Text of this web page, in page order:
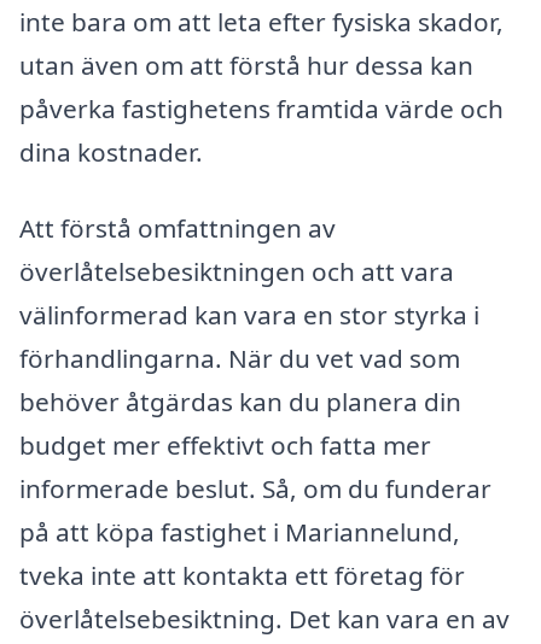
inte bara om att leta efter fysiska skador,
utan även om att förstå hur dessa kan
påverka fastighetens framtida värde och
dina kostnader.
Att förstå omfattningen av
överlåtelsebesiktningen och att vara
välinformerad kan vara en stor styrka i
förhandlingarna. När du vet vad som
behöver åtgärdas kan du planera din
budget mer effektivt och fatta mer
informerade beslut. Så, om du funderar
på att köpa fastighet i Mariannelund,
tveka inte att kontakta ett företag för
överlåtelsebesiktning. Det kan vara en av